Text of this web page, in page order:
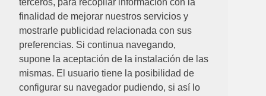
terceros, para recopilar información con la
finalidad de mejorar nuestros servicios y
mostrarle publicidad relacionada con sus
preferencias. Si continua navegando,
supone la aceptación de la instalación de las
mismas. El usuario tiene la posibilidad de
configurar su navegador pudiendo, si así lo